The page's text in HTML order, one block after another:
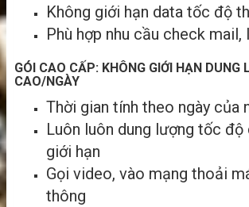
Không giới hạn data tốc độ
Phù hợp nhu cầu check
GÓI CAO CẤP: KHÔNG GIỚI HẠN DUNG
CAO/NGÀY
Thời gian tính theo ngày của
Luôn luôn dung lượng tốc độ
giới hạn
Gọi video, vào mạng thoải
thông